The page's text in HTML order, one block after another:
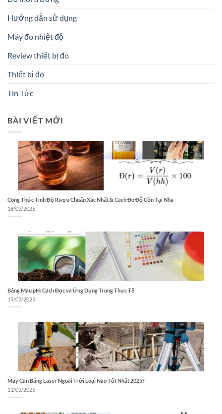
Hướng dẫn sử dụng
Máy đo nhiệt độ
Review thiết bị đo
Thiết bị đo
Tin Tức
BÀI VIẾT MỚI
Công Thức Tính Độ Rượu Chuẩn Xác Nhất & Cách Đo Độ Cồn Tại Nhà
18/03/2025
Bảng Màu pH: Cách Đọc và Ứng Dụng Trong Thực Tế
15/03/2025
Máy Cân Bằng Laser Ngoài Trời Loại Nào Tốt Nhất 2025?
11/03/2025